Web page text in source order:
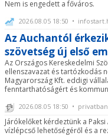
Nem is engedett a főváros.
2026.08.05 18:50 •
Az Auchantól
szövetség új első
Az Országos Kereskedelmi
ellenszavazat és tartózkodás
Magyarország Kft. eddigi
fenntarthatóságért és
2026.08.05 18:50 •
Járókelőket kérdeztünk a
vízlépcső lehetőségéről és a